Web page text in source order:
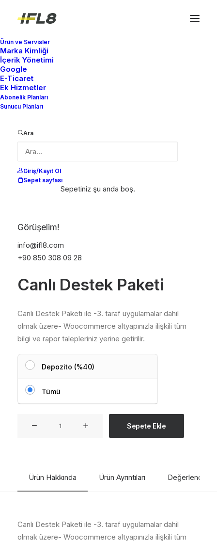
Ürün ve Servisler
Marka Kimliği
İçerik Yönetimi
Google
E-Ticaret
Ek Hizmetler
Abonelik Planları
Sunucu Planları
Ara
Giriş/Kayıt Ol
Sepet sayfası
Sepetiniz şu anda boş.
Görüşelim!
info@ifl8.com
+90 850 308 09 28
Canlı Destek Paketi
Canlı Destek Paketi ile -3. taraf uygulamalar dahil
olmak üzere- Woocommerce altyapınızla ilişkili tüm
bilgi ve rapor talepleriniz yerine getirilir.
Depozito (%40)
Tümü
Sepete Ekle
Ürün Hakkında Ürün Ayrıntıları
Canlı Destek Paketi ile -3. taraf uygulamalar dahil
olmak üzere- Woocommerce altyapınızla ilişkili tüm